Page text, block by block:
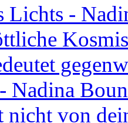
Lichts -
Nadina Boun
nicht von